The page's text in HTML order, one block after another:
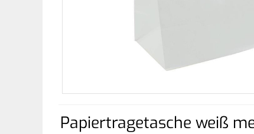
Papiertragetasche weiß